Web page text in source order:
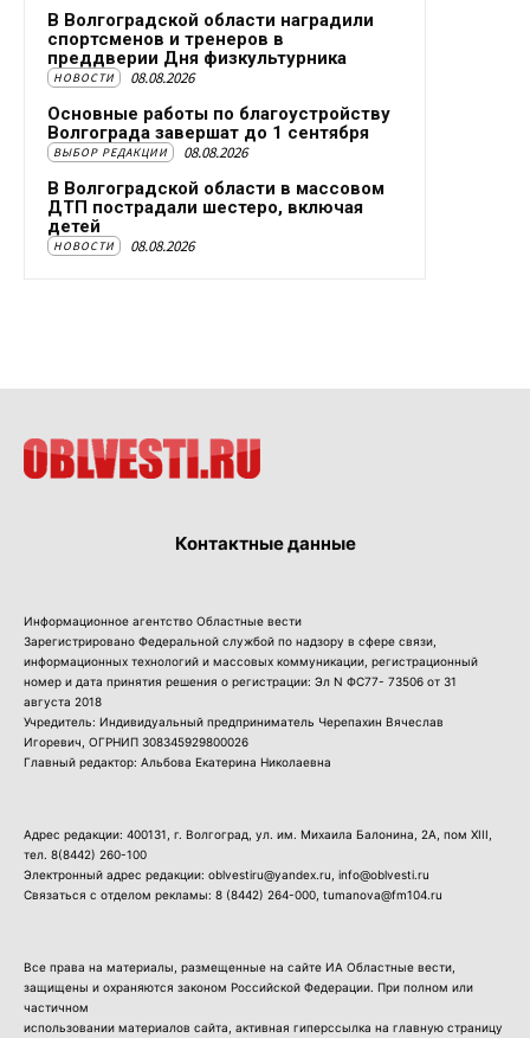
В Волгоградской области наградили
спортсменов и тренеров в
преддверии Дня физкультурника
НОВОСТИ 08.08.2026
Основные работы по благоустройству
Волгограда завершат до 1 сентября
ВЫБОР РЕДАКЦИИ 08.08.2026
В Волгоградской области в массовом
ДТП пострадали шестеро, включая
детей
НОВОСТИ 08.08.2026
Контактные данные
Информационное агентство Областные вести
Зарегистрировано Федеральной службой по надзору в сфере связи,
информационных технологий и массовых коммуникации, регистрационный
номер и дата принятия решения о регистрации: Эл N ФС77- 73506 от 31
августа 2018
Учредитель: Индивидуальный предприниматель Черепахин Вячеслав
Игоревич, ОГРНИП 308345929800026
Главный редактор: Альбова Екатерина Николаевна
Адрес редакции: 400131, г. Волгоград, ул. им. Михаила Балонина, 2А, пом XIII,
тел. 8(8442) 260-100
Электронный адрес редакции: oblvestiru@yandex.ru, info@oblvesti.ru
Связаться с отделом рекламы: 8 (8442) 264-000 , tumanova@fm104.ru
Все права на материалы, размещенные на сайте ИА Областные вести,
защищены и охраняются законом Российской Федерации. При полном или
частичном
использовании материалов сайта, активная гиперссылка на главную страницу